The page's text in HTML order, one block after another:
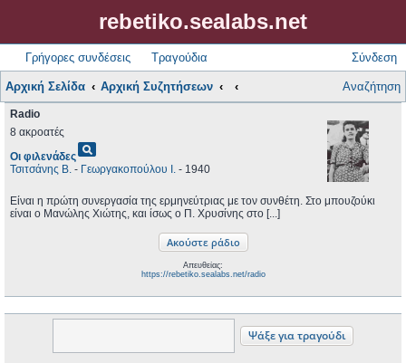
rebetiko.sealabs.net
Γρήγορες συνδέσεις Τραγούδια Σύνδεση
Αρχική Σελίδα Αρχική Συζητήσεων Αναζήτηση
Radio
8 ακροατές
Οι φιλενάδεςpageview
Τσιτσάνης Β. - Γεωργακοπούλου Ι. - 1940
Είναι η πρώτη συνεργασία της ερμηνεύτριας με τον συνθέτη. Στο μπουζούκι
είναι ο Μανώλης Χιώτης, και ίσως ο Π. Χρυσίνης στο [...]
Απευθείας:
https://rebetiko.sealabs.net/radio